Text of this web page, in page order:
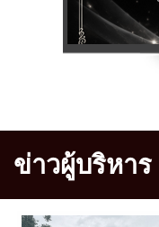
ข่าวผู้บริหาร